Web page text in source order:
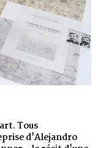
Tous
d'Alejandro